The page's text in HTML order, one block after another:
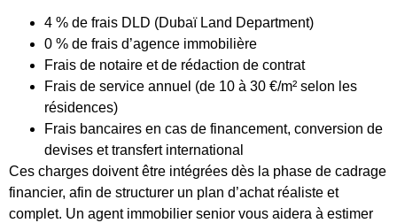
4 % de frais DLD (Dubaï Land Department)
0 % de frais d’agence immobilière
Frais de notaire et de rédaction de contrat
Frais de service annuel (de 10 à 30 €/m² selon les
résidences)
Frais bancaires en cas de financement, conversion de
devises et transfert international
Ces charges doivent être intégrées dès la phase de cadrage
financier, afin de structurer un plan d’achat réaliste et
complet. Un agent immobilier senior vous aidera à estimer